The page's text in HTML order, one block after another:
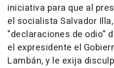
iniciativa para que al
el socialista Salvador
"declaraciones de odio"
el expresidente el
Lambán, y le exija